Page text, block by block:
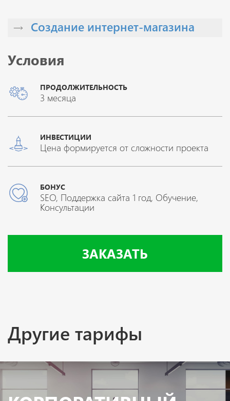
Создание интернет-магазина
Условия
ПРОДОЛЖИТЕЛЬНОСТЬ
3 месяца
ИНВЕСТИЦИИ
Цена формируется от сложности проекта
БОНУС
SEO, Поддержка сайта 1 год, Обучение,
Консультации
ЗАКАЗАТЬ
Другие тарифы